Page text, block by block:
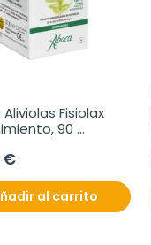
Fisiolax
90
€
al carrito